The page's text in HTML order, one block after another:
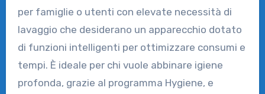
per famiglie o utenti con elevate necessità di
lavaggio che desiderano un apparecchio dotato
di funzioni intelligenti per ottimizzare consumi e
tempi. È ideale per chi vuole abbinare igiene
profonda, grazie al programma Hygiene, e